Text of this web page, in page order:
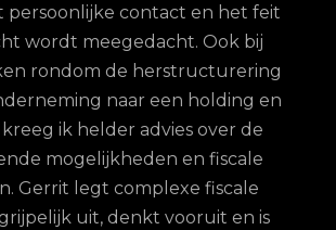
persoonlijke contact en het feit
wordt meegedacht. Ook bij
rondom de herstructurering
naar een holding en
ik helder advies over de
mogelijkheden en fiscale
Gerrit legt complexe fiscale
uit, denkt vooruit en is